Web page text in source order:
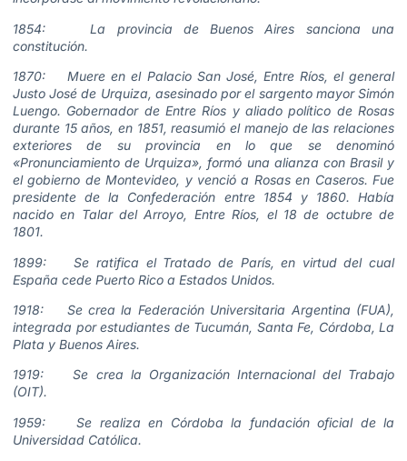
1854: La provincia de Buenos Aires sanciona una
constitución.
1870: Muere en el Palacio San José, Entre Ríos, el general
Justo José de Urquiza, asesinado por el sargento mayor Simón
Luengo. Gobernador de Entre Ríos y aliado político de Rosas
durante 15 años, en 1851, reasumió el manejo de las relaciones
exteriores de su provincia en lo que se denominó
«Pronunciamiento de Urquiza», formó una alianza con Brasil y
el gobierno de Montevideo, y venció a Rosas en Caseros. Fue
presidente de la Confederación entre 1854 y 1860. Había
nacido en Talar del Arroyo, Entre Ríos, el 18 de octubre de
1801.
1899: Se ratifica el Tratado de París, en virtud del cual
España cede Puerto Rico a Estados Unidos.
1918: Se crea la Federación Universitaria Argentina (FUA),
integrada por estudiantes de Tucumán, Santa Fe, Córdoba, La
Plata y Buenos Aires.
1919: Se crea la Organización Internacional del Trabajo
(OIT).
1959: Se realiza en Córdoba la fundación oficial de la
Universidad Católica.